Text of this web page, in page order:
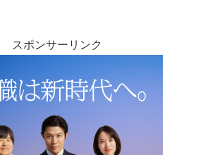
スポンサーリンク